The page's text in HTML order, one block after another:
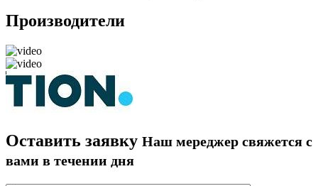
Производители
Оставить заявку Наш мереджер свяжется с
вами в течении дня